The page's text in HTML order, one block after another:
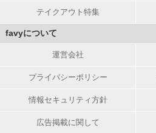
テイクアウト特集
favyについて
運営会社
プライバシーポリシー
情報セキュリティ方針
広告掲載に関して